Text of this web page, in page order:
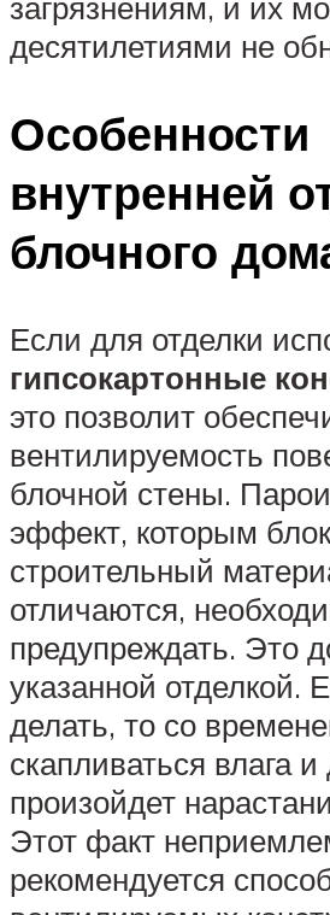
десятилетиями не
Особенности
внутренней
блочного
Если для отделки
гипсокартонные
это позволит
вентилируемость
блочной стены.
эффект, которым
строительный
отличаются,
предупреждать. Это
указанной отделкой.
делать, то со
скапливаться влага
произойдет
Этот факт
рекомендуется